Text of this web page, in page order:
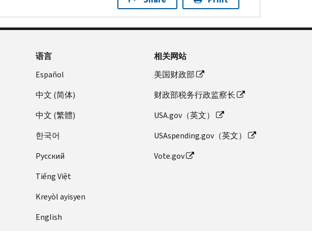
语言
Español
中文 (简体)
中文 (繁體)
한국어
Pусский
Tiếng Việt
Kreyòl ayisyen
English
相关网站
美国财政部
财政部税务行政监察长
USA.gov（英文）
USAspending.gov（英文）
Vote.gov